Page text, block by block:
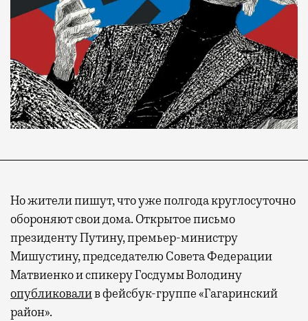
Но жители пишут, что уже полгода круглосуточно
обороняют свои дома. Открытое письмо
президенту Путину, премьер-министру
Мишустину, председателю Совета Федерации
Матвиенко и спикеру Госдумы Володину
опубликовалив фейсбук-группе «Гагаринский
район».